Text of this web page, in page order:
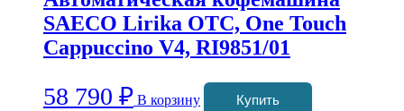
SAECO Lirika OTC, One Touch
Cappuccino V4, RI9851/01
58 790 ₽ В корзину Купить